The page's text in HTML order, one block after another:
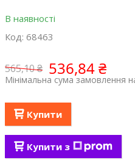
В наявності
Код: 68463
565,10 ₴ 536,84 ₴
Мінімальна сума замовлення
Купити
Купити з